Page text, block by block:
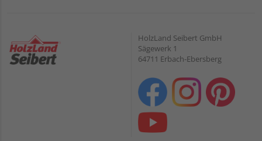
HolzLand Seibert GmbH
Sägewerk 1
64711 Erbach-Ebersberg